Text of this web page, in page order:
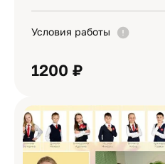
Условия работы
1200 ₽